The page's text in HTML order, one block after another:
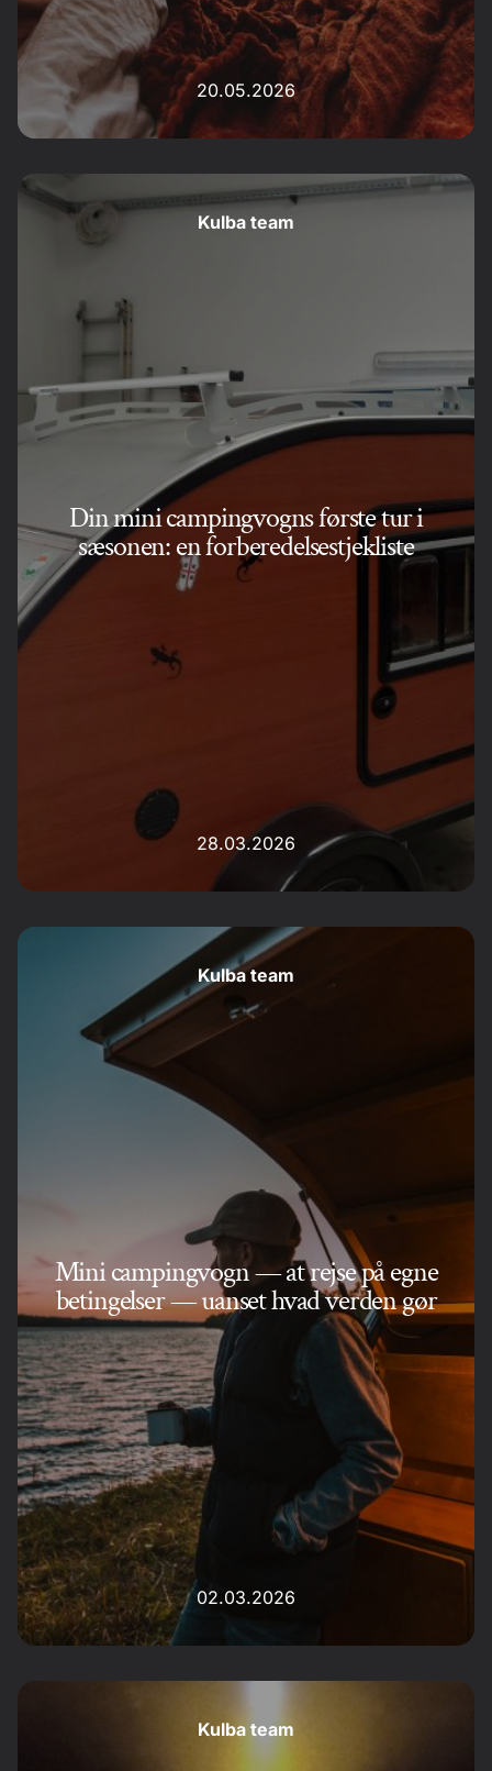
20.05.2026
Kulba team
Din mini campingvogns første tur i
sæsonen: en forberedelsestjekliste
28.03.2026
Kulba team
Mini campingvogn — at rejse på egne
betingelser — uanset hvad verden gør
02.03.2026
Kulba team